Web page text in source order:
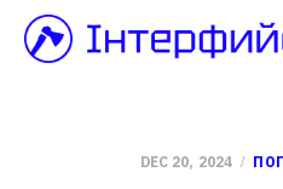
DEC 20, 2024